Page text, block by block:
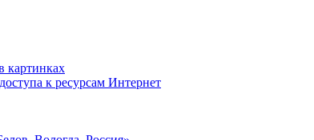
картинках
к ресурсам Интернет